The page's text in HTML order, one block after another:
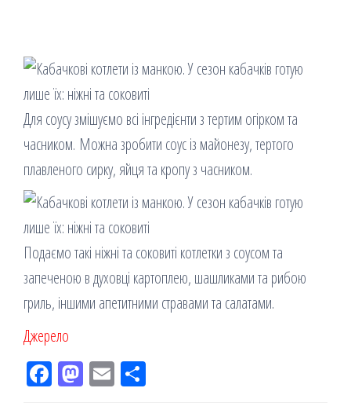
Для соусу змішуємо всі інгредієнти з тертим огірком та
часником. Можна зробити соус із майонезу, тертого
плавленого сирку, яйця та кропу з часником.
Подаємо такі ніжні та соковиті котлетки з соусом та
запеченою в духовці картоплею, шашликами та рибою
гриль, іншими апетитними стравами та салатами.
Джерело
Fac M Em